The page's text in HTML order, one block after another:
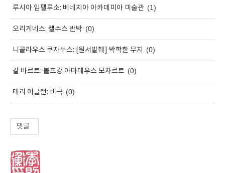
루시아 임펠루소: 베네치아 아카데미아 미술관 (1)
오리게네스: 켈수스 반박 (0)
니콜라우스 쿠자누스: [원서발췌] 박학한 무지 (0)
칼 바르트: 볼프강 아마데우스 모차르트 (0)
테리 이글턴: 비극 (0)
댓글